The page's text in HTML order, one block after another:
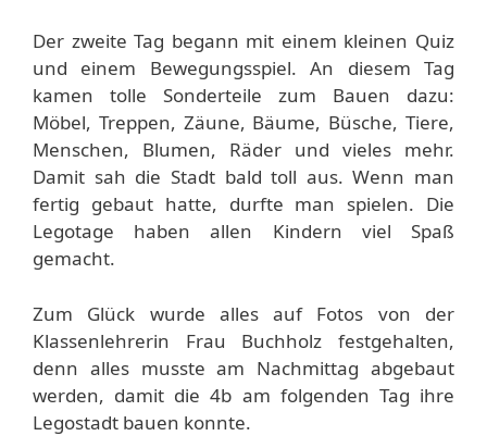
Der zweite Tag begann mit einem kleinen Quiz
und einem Bewegungsspiel. An diesem Tag
kamen tolle Sonderteile zum Bauen dazu:
Möbel, Treppen, Zäune, Bäume, Büsche, Tiere,
Menschen, Blumen, Räder und vieles mehr.
Damit sah die Stadt bald toll aus. Wenn man
fertig gebaut hatte, durfte man spielen. Die
Legotage haben allen Kindern viel Spaß
gemacht.
Zum Glück wurde alles auf Fotos von der
Klassenlehrerin Frau Buchholz festgehalten,
denn alles musste am Nachmittag abgebaut
werden, damit die 4b am folgenden Tag ihre
Legostadt bauen konnte.